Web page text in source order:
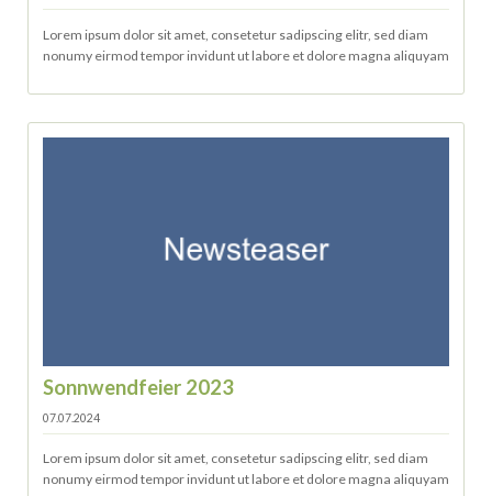
Lorem ipsum dolor sit amet, consetetur sadipscing elitr, sed diam
nonumy eirmod tempor invidunt ut labore et dolore magna aliquyam
Sonnwendfeier 2023
07.07.2024
Lorem ipsum dolor sit amet, consetetur sadipscing elitr, sed diam
nonumy eirmod tempor invidunt ut labore et dolore magna aliquyam